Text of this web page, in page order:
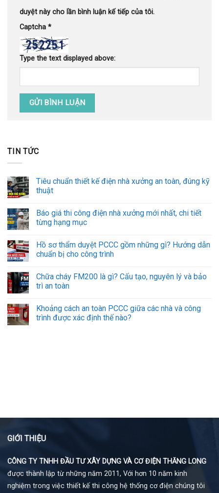
duyệt này cho lần bình luận kế tiếp của tôi.
Captcha *
Type the text displayed above:
TIN TỨC
Tiêu chuẩn thiết kế điện nhà xưởng an toàn, đúng kỹ
thuật
Báo giá thi công điện nhà xưởng mới nhất, chi tiết
từng hạng mục
Hồ sơ thẩm duyệt PCCC gồm những gì? Hướng dẫn
chuẩn bị cho công trình
Chữa cháy FM200 là gì? Cấu tạo, nguyên lý và bảo
trì an toàn
Khoảng cách an toàn PCCC giữa các nhà và công
trình được xác định thế nào?
GIỚI THIỆU
CÔNG TY TNHH ĐẦU TƯ XÂY DỰNG VÀ CƠ ĐIỆN THĂNG LONG
được thành lập từ những năm 2011, Với hơn 10 năm kinh
nghiệm trong việc thiết kế thi công hệ thống cơ điện chúng tôi